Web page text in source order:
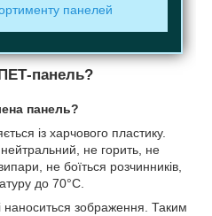
панелей
панель?
панель?
із харчового пластику.
нейтральний, не горить, не
не боїться розчинників,
до 70°С.
наноситься зображення. Таким